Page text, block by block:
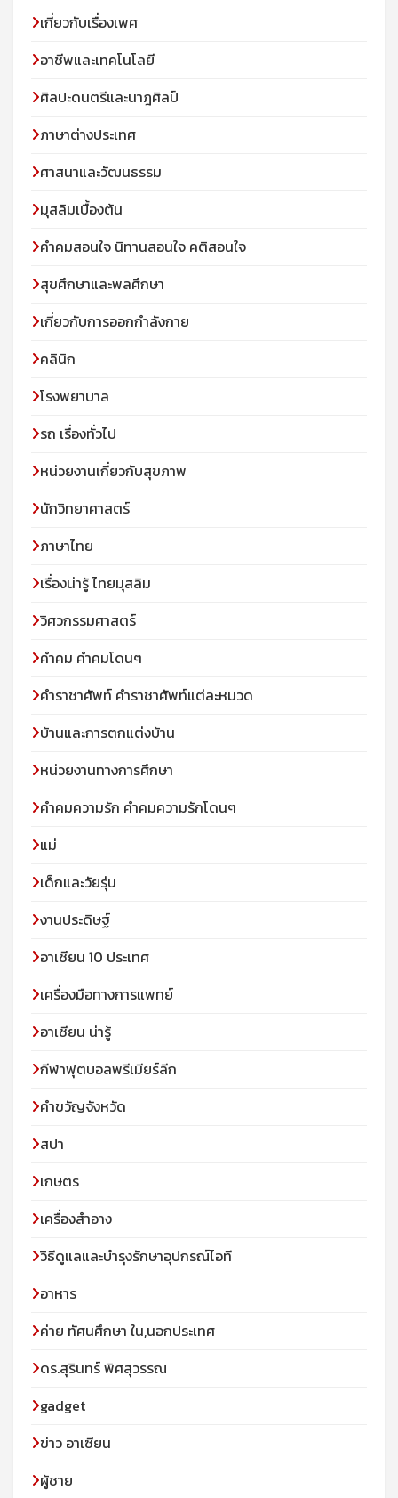
เกี่ยวกับเรื่องเพศ
อาชีพและเทคโนโลยี
ศิลปะดนตรีและนาฎศิลป์
ภาษาต่างประเทศ
ศาสนาและวัฒนธรรม
มุสลิมเบื้องต้น
คําคมสอนใจ นิทานสอนใจ คติสอนใจ
สุขศึกษาและพลศึกษา
เกี่ยวกับการออกกำลังกาย
คลินิก
โรงพยาบาล
รถ เรื่องทั่วไป
หน่วยงานเกี่ยวกับสุขภาพ
นักวิทยาศาสตร์
ภาษาไทย
เรื่องน่ารู้ ไทยมุสลิม
วิศวกรรมศาสตร์
คำคม คำคมโดนๆ
คำราชาศัพท์ คำราชาศัพท์แต่ละหมวด
บ้านและการตกแต่งบ้าน
หน่วยงานทางการศึกษา
คำคมความรัก คำคมความรักโดนๆ
แม่
เด็กและวัยรุ่น
งานประดิษฐ์
อาเซียน 10 ประเทศ
เครื่องมือทางการแพทย์
อาเซียน น่ารู้
กีฬาฟุตบอลพรีเมียร์ลีก
คำขวัญจังหวัด
สปา
เกษตร
เครื่องสำอาง
วิธีดูแลและบำรุงรักษาอุปกรณ์ไอที
อาหาร
ค่าย ทัศนศึกษา ใน,นอกประเทศ
ดร.สุรินทร์ พิศสุวรรณ
gadget
ข่าว อาเซียน
ผู้ชาย